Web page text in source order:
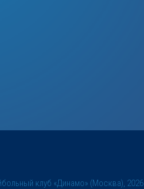
клуб «Динамо» (Москва), 2026